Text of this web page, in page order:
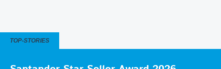
TOP-STORIES